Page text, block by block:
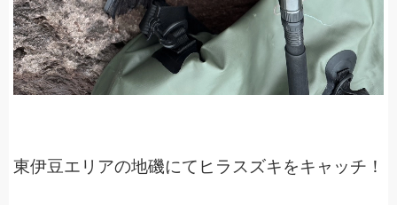
東伊豆エリアの地磯にてヒラスズキをキャッチ！